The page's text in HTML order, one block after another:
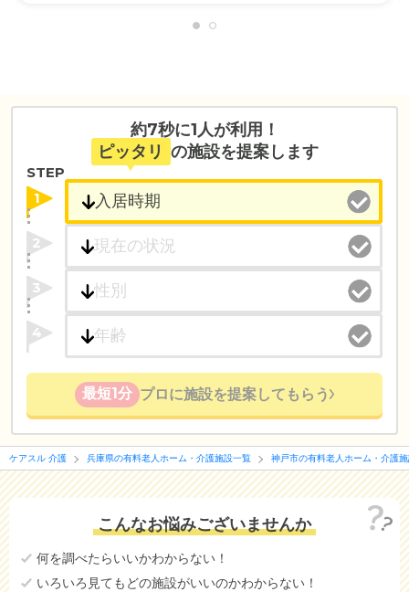
約7秒に1人が利用！
ピッタリ の施設を提案します
STEP
1
2
3
4
最短1分 プロに施設を提案してもらう
ケアスル 介護 兵庫県の有料老人ホーム・介護施設一覧 神戸市の有料老人ホーム・介護
こんなお悩みございませんか
何を調べたらいいかわからない！
いろいろ見てもどの施設がいいのかわからない！